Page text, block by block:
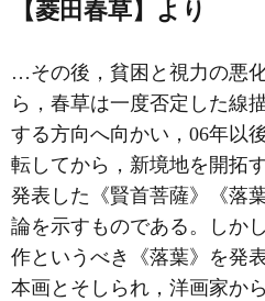
【菱田春草】より
…その後，貧困と視力の悪
ら，春草は一度否定した線
する方向へ向かい，06年以
転してから，新境地を開拓
発表した《賢首菩薩》《落
論を示すものである。しか
作というべき《落葉》を発
本画とそしられ，洋画家か